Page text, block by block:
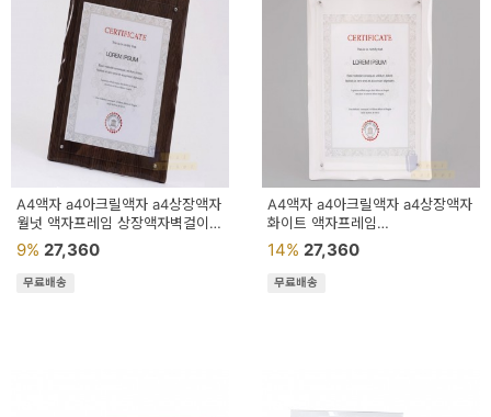
A4액자 a4아크릴액자 a4상장액자
월넛 액자프레임 상장액자벽걸이형
아크릴상장액자 탁상용액자 자격증
허
9% 27,360
무료배송
A4액자 a4아크릴액자 a4상장액자
화이트 액자프레임
상장액자벽걸이형 아크릴상장액자
탁상용액자 사진액자
14% 27,360
무료배송